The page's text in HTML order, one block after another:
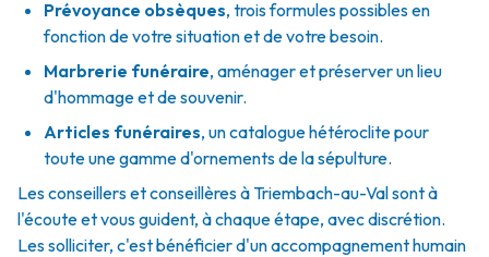
Prévoyance obsèques, trois formules possibles en
fonction de votre situation et de votre besoin.
Marbrerie funéraire, aménager et préserver un lieu
d'hommage et de souvenir.
Articles funéraires, un catalogue hétéroclite pour
toute une gamme d'ornements de la sépulture.
Les conseillers et conseillères à Triembach-au-Val sont à
l'écoute et vous guident, à chaque étape, avec discrétion.
Les solliciter, c'est bénéficier d'un accompagnement humain